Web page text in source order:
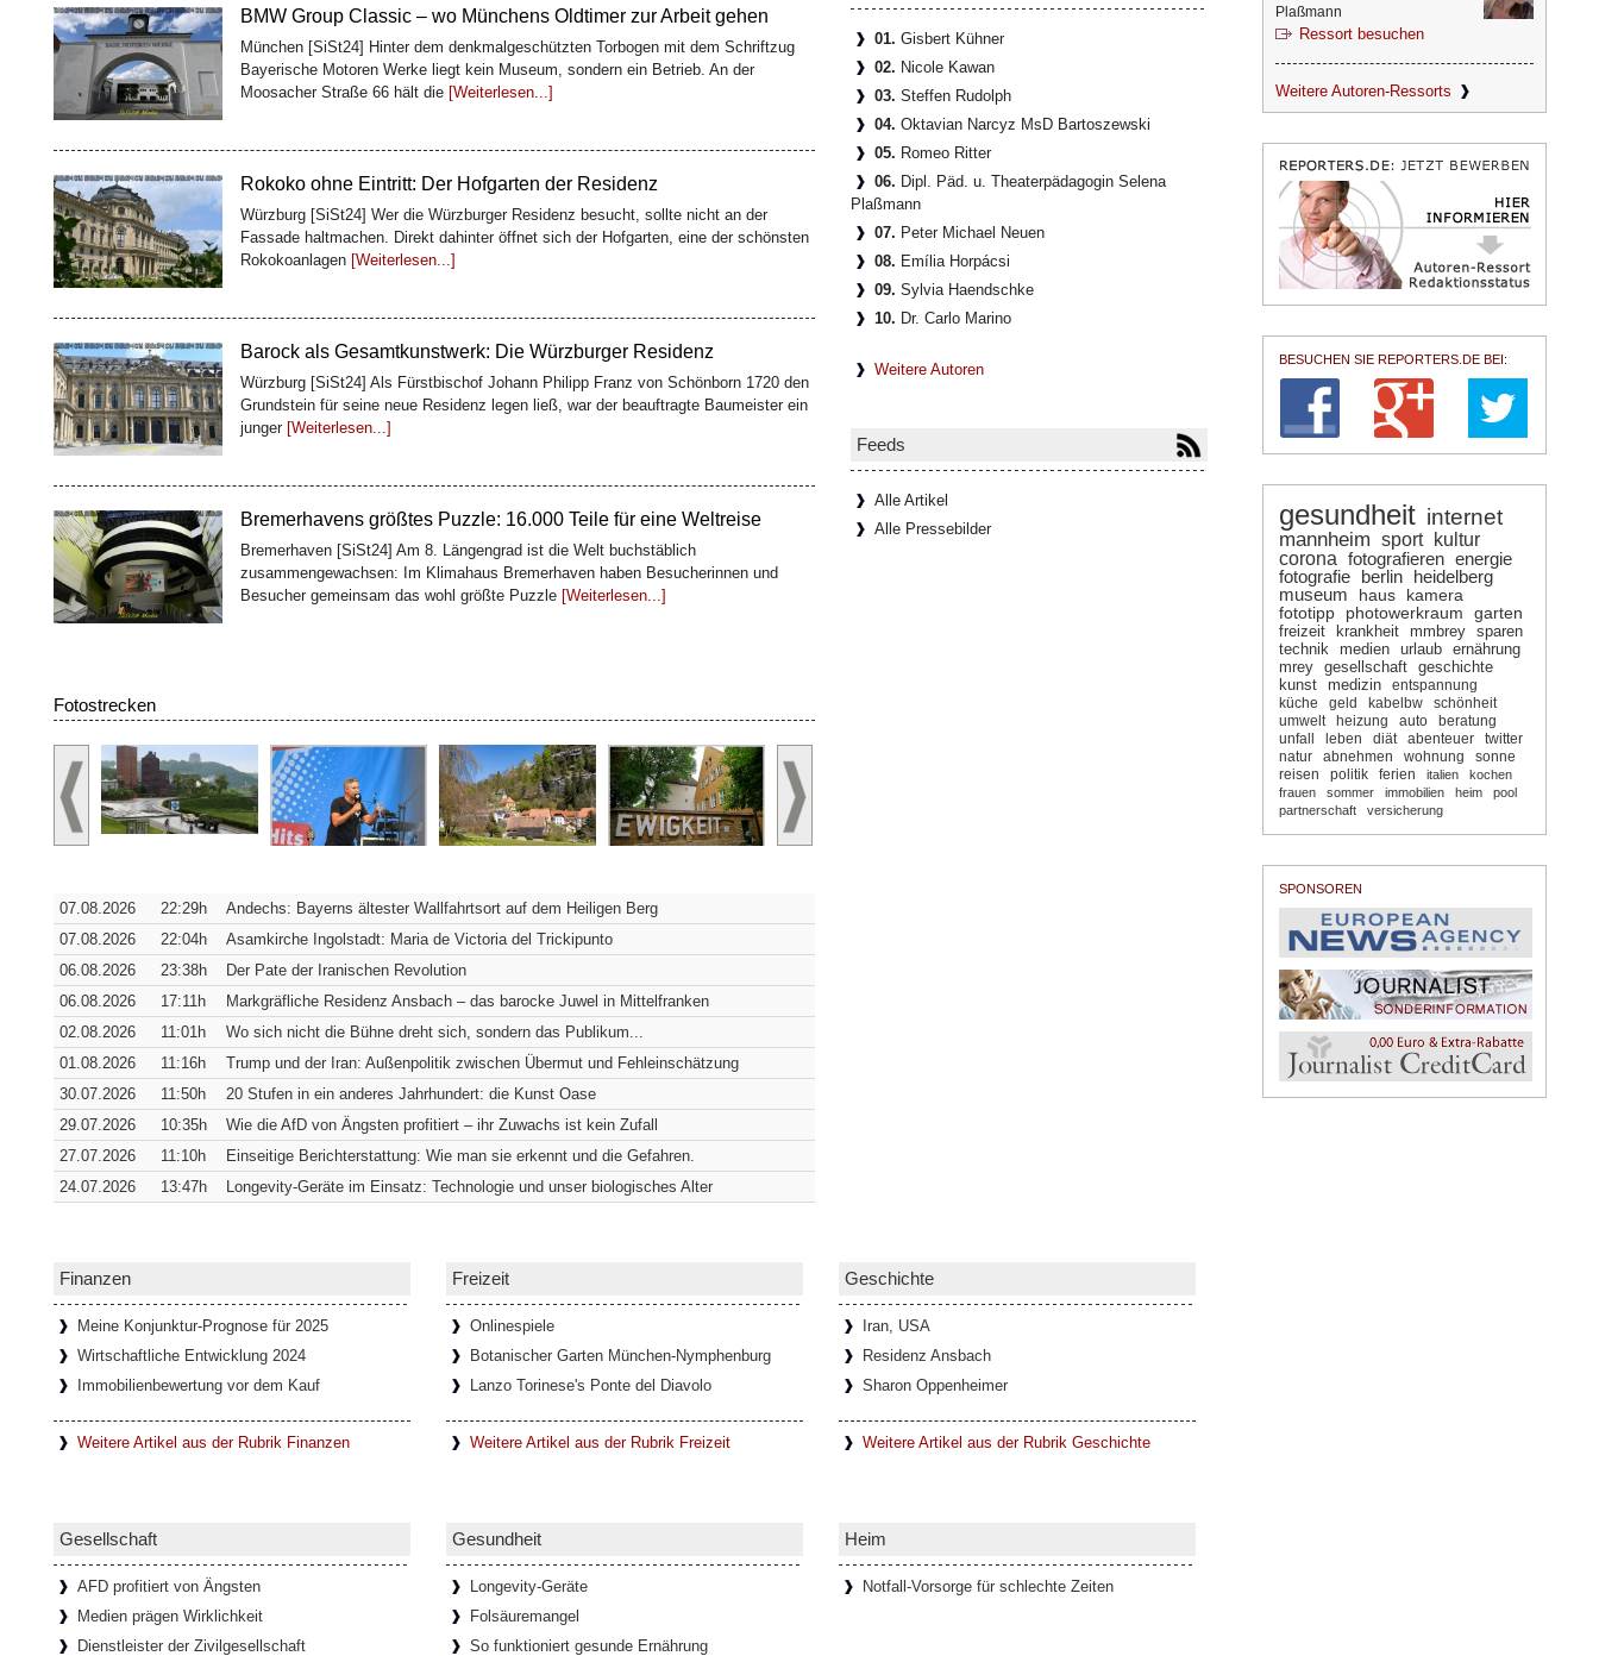
BMW Group Classic – wo Münchens Oldtimer zur Arbeit gehen
München [SiSt24] Hinter dem denkmalgeschützten Torbogen mit dem Schriftzug
Bayerische Motoren Werke liegt kein Museum, sondern ein Betrieb. An der
Moosacher Straße 66 hält die [Weiterlesen...]
Rokoko ohne Eintritt: Der Hofgarten der Residenz
Würzburg [SiSt24] Wer die Würzburger Residenz besucht, sollte nicht an der
Fassade haltmachen. Direkt dahinter öffnet sich der Hofgarten, eine der schönsten
Rokokoanlagen [Weiterlesen...]
Barock als Gesamtkunstwerk: Die Würzburger Residenz
Würzburg [SiSt24] Als Fürstbischof Johann Philipp Franz von Schönborn 1720 den
Grundstein für seine neue Residenz legen ließ, war der beauftragte Baumeister ein
junger [Weiterlesen...]
Bremerhavens größtes Puzzle: 16.000 Teile für eine Weltreise
Bremerhaven [SiSt24] Am 8. Längengrad ist die Welt buchstäblich
zusammengewachsen: Im Klimahaus Bremerhaven haben Besucherinnen und
Besucher gemeinsam das wohl größte Puzzle [Weiterlesen...]
Würzburg [SiSt24] Wer die Würzburger Residenz besucht, sieht meist nur die halbe
Geschichte: Oben glänzen Treppenhaus und die Fresken Tiepolos, unten liegt ein
zweites Bauwerk
[Weiterlesen...]
sich in ihrer südwestlichen Ecke verbirgt. Hinter einer schlichten, viergeschossigen
Fassade
[Weiterlesen...]
Wie Bremens ärmstes Viertel zum teuersten Pflaster wurde
Bremen [SiSt24] Wer durch den Schnoor läuft, muss die Schultern manchmal
einziehen: Die Gassen sind so schmal, dass zwei Menschen kaum nebeneinander
passen. Genau das hat das[Weiterlesen...]
65 Tafeln, 132 Helden und 358 Stufen und Marmor
Onlinespiele können soziale Gemeinschaft und Kreativität fördern
In den letzten Jahrzehnten haben sich durch die steigende Anzahl digitaler
entwickelt, die oft auch nach
[Weiterlesen...]
Piemont, bildet das Tor zu den drei Tälern Val di Viù, Val d'Ala und Val Grande, die
Fotostrecken
07.08.2026 22:29h
Andechs: Bayerns ältester Wallfahrtsort auf dem Heiligen Berg
07.08.2026
22:04h
Asamkirche Ingolstadt: Maria de Victoria del Trickipunto
06.08.2026
23:38h
Der Pate der Iranischen Revolution
06.08.2026
17:11h
Markgräfliche Residenz Ansbach – das barocke Juwel in Mittelfranken
02.08.2026
11:01h
Wo sich nicht die Bühne dreht sich, sondern das Publikum...
01.08.2026
11:16h
Trump und der Iran: Außenpolitik zwischen Übermut und Fehleinschätzung
30.07.2026
11:50h
20 Stufen in ein anderes Jahrhundert: die Kunst Oase
29.07.2026
10:35h
Wie die AfD von Ängsten profitiert – ihr Zuwachs ist kein Zufall
27.07.2026
11:10h
Einseitige Berichterstattung: Wie man sie erkennt und die Gefahren.
24.07.2026
13:47h Longevity-Geräte im Einsatz: Technologie und unser biologisches Alter
01. Gisbert Kühner
02. Nicole Kawan
03. Steffen Rudolph
04. Oktavian Narcyz MsD Bartoszewski
05. Romeo Ritter
06. Dipl. Päd. u. Theaterpädagogin Selena
Plaßmann
07. Peter Michael Neuen
08. Emília Horpácsi
09. Sylvia Haendschke
10. Dr. Carlo Marino
Weitere Autoren
Feeds
Alle Artikel
Alle Pressebilder
Finanzen
Meine Konjunktur-Prognose für 2025
Wirtschaftliche Entwicklung 2024
Immobilienbewertung vor dem Kauf
Weitere Artikel aus der Rubrik Finanzen
Freizeit
Onlinespiele
Botanischer Garten München-Nymphenburg
Lanzo Torinese's Ponte del Diavolo
Weitere Artikel aus der Rubrik Freizeit
Geschichte
Iran, USA
Residenz Ansbach
Sharon Oppenheimer
Weitere Artikel aus der Rubrik Geschichte
Gesellschaft
AFD profitiert von Ängsten
Medien prägen Wirklichkeit
Dienstleister der Zivilgesellschaft
Gesundheit
Longevity-Geräte
Folsäuremangel
So funktioniert gesunde Ernährung
Heim
Notfall-Vorsorge für schlechte Zeiten
Plaßmann
Ressort besuchen
Weitere Autoren-Ressorts
BESUCHEN SIE REPORTERS.DE BEI:
gesundheit internet
mannheim sport
kultur
corona fotografieren energie
fotografie
berlin
heidelberg
museum
haus kamera
fototipp photowerkraum
garten
freizeit
krankheit mmbrey
sparen
technik
medien urlaub
ernährung
mrey
gesellschaft
geschichte
kunst
medizin
entspannung
küche
geld kabelbw
schönheit
umwelt
heizung auto
beratung
unfall
leben diät abenteuer
twitter
natur
abnehmen wohnung
sonne
reisen
politik ferien italien
kochen
frauen
sommer immobilien heim
pool
partnerschaft
versicherung
SPONSOREN